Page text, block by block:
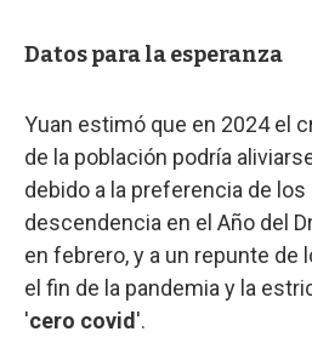
Datos para la esperanza
Yuan estimó que en 2024 el
de la población podría
debido a la preferencia de
descendencia en el Año del
en febrero, y a un repunte de
el fin de la pandemia y la
'cero covid '.